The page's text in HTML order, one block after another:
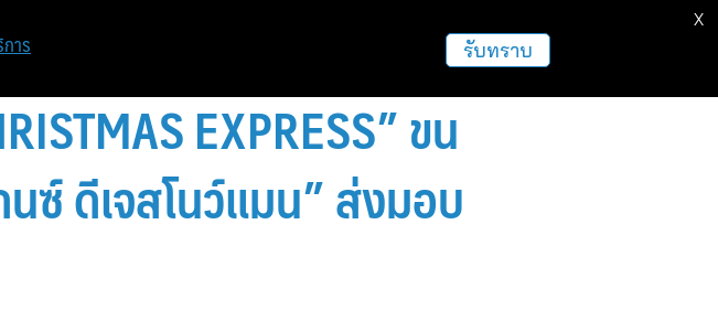
EXPRESS” ขน
ซ์ ดีเจสโนว์แมน” ส่งมอบ
าร รับทราบ
X